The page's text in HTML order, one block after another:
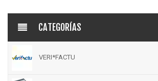
CATEGORÍAS
VERI*FACTU